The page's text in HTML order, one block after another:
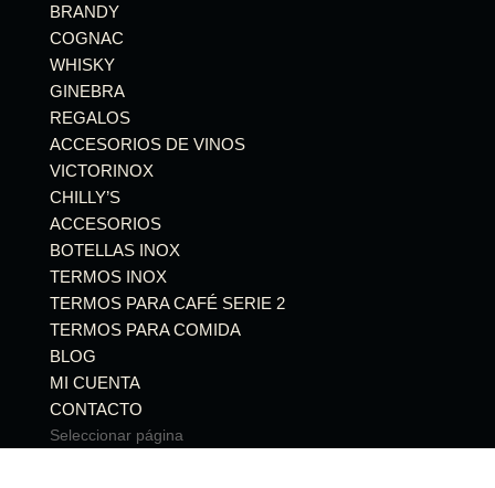
BRANDY
COGNAC
WHISKY
GINEBRA
REGALOS
ACCESORIOS DE VINOS
VICTORINOX
CHILLY’S
ACCESORIOS
BOTELLAS INOX
TERMOS INOX
TERMOS PARA CAFÉ SERIE 2
TERMOS PARA COMIDA
BLOG
MI CUENTA
CONTACTO
Seleccionar página